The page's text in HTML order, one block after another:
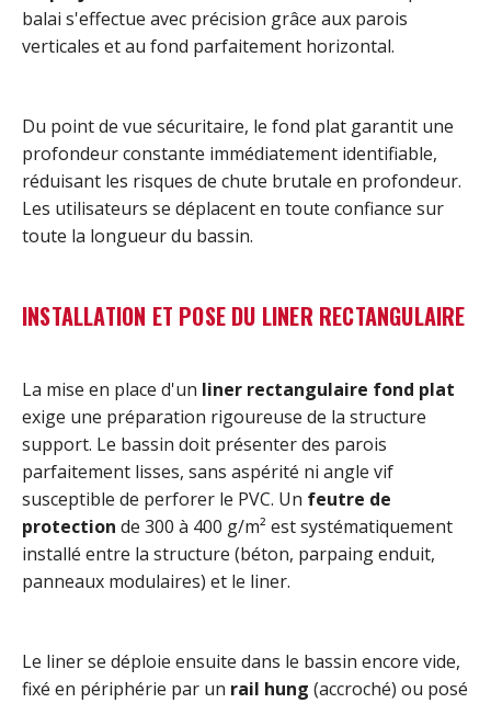
balai s'effectue avec précision grâce aux parois
verticales et au fond parfaitement horizontal.
Du point de vue sécuritaire, le fond plat garantit une
profondeur constante immédiatement identifiable,
réduisant les risques de chute brutale en profondeur.
Les utilisateurs se déplacent en toute confiance sur
toute la longueur du bassin.
INSTALLATION ET POSE DU LINER RECTANGULAIRE
La mise en place d'un liner rectangulaire fond plat
exige une préparation rigoureuse de la structure
support. Le bassin doit présenter des parois
parfaitement lisses, sans aspérité ni angle vif
susceptible de perforer le PVC. Un feutre de
protection de 300 à 400 g/m² est systématiquement
installé entre la structure (béton, parpaing enduit,
panneaux modulaires) et le liner.
Le liner se déploie ensuite dans le bassin encore vide,
fixé en périphérie par un rail hung (accroché) ou posé